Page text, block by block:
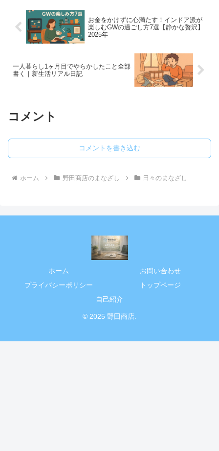
お金をかけずに心満たす！インドア派が
楽しむGWの過ごし方7選【静かな贅沢】
2025年
一人暮らし1ヶ月目でやらかしたこと全部
書く｜新生活リアル日記
コメント
コメントを書き込む
ホーム 野田商店のまなざし 日々のまなざし
ホーム
お問い合わせ
プライバシーポリシー
トップページ
自己紹介
© 2025 野田商店.